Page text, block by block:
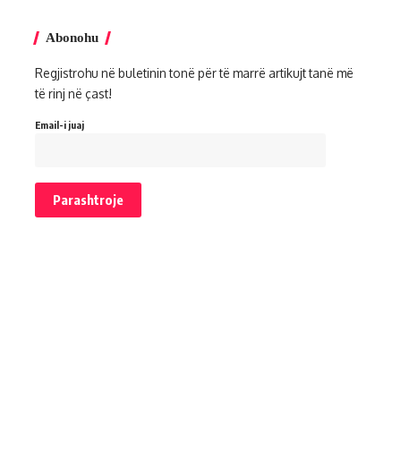
Abonohu
Regjistrohu në buletinin tonë për të marrë artikujt tanë më
të rinj në çast!
Email-i juaj